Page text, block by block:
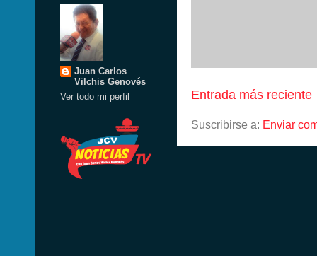
Entrada más reciente
Suscribirse a: Enviar
Juan Carlos
Vilchis Genovés
Ver todo mi perfil